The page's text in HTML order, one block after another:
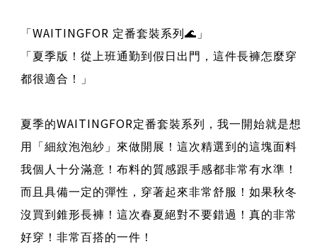
「 WAITINGFOR 定番套裝系列 🌊 」
「夏季版！從上班通勤到假日出門，這件長褲怎麼穿
都很適合！」
夏季的WAITINGFOR定番套裝系列，我一開始就是想
用「細紋泡泡紗」來做開展！這次精選到的這塊面料
我個人十分滿意！布料的質感跟手感都非常有水準！
而且具備一定的彈性，穿著起來非常舒服！如果秋冬
沒買到錐形長褲！這次春夏絕對不要錯過！真的非常
好穿！非常百搭的一件！